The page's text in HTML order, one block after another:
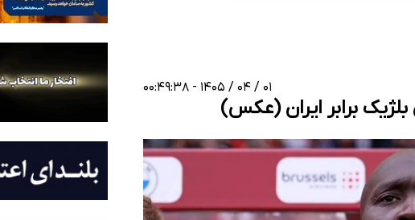
۰۱ / ۰۴ / ۱۴۰۵ - ۰۰:۴۹:۳۸
برابر ایران (عکس)